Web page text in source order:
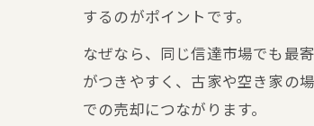
するのがポイントです。
なぜなら、同じ信達市場でも最
がつきやすく、古家や空き家の
での売却につながります。